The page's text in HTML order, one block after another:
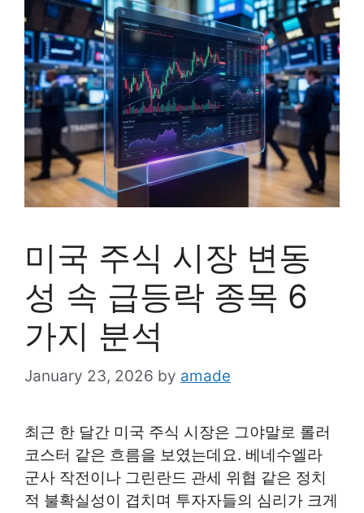
미국 주식 시장 변동
성 속 급등락 종목 6
가지 분석
January 23, 2026 by amade
최근 한 달간 미국 주식 시장은 그야말로 롤러
코스터 같은 흐름을 보였는데요. 베네수엘라
군사 작전이나 그린란드 관세 위협 같은 정치
적 불확실성이 겹치며 투자자들의 심리가 크게